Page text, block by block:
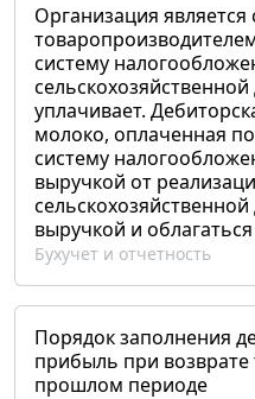
Организация
систему
уплачивает.
молоко, оплаченная
систему
выручкой от
выручкой и
Бухучет и отчетность
Порядок заполнения
прибыль при
прошлом периоде